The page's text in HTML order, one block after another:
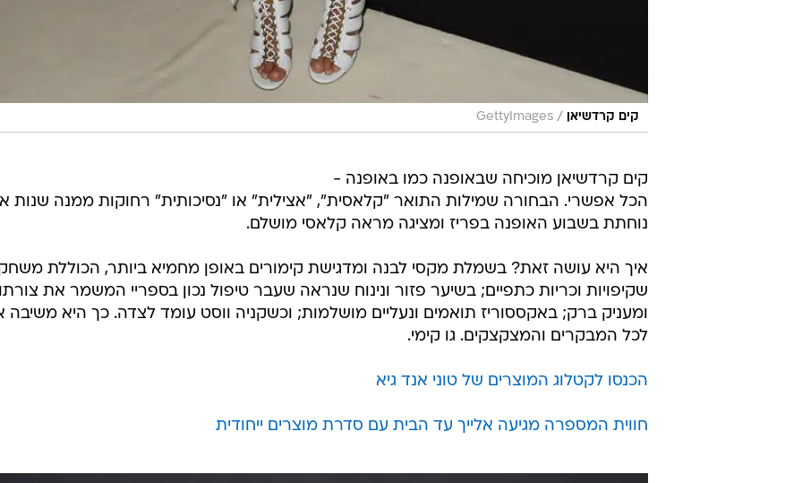
קים קרדשיאן /
GettyImages
קים קרדשיאן מוכיחה שבאופנה כמו באופנה -
הכל אפשרי. הבחורה שמילות התואר "קלאסית", "אצילית" או "נסיכותית" רחוקות ממנה שנות
נוחתת בשבוע האופנה בפריז ומציגה מראה קלאסי מושלם.
איך היא עושה זאת? בשמלת מקסי לבנה ומדגישת קימורים באופן מחמיא ביותר, הכוללת
שקיפויות וכריות כתפיים; בשיער פזור ונינוח שנראה שעבר טיפול נכון בספריי המשמר את
ומעניק ברק; באקססוריז תואמים ונעליים מושלמות; וכשקניה ווסט עומד לצדה. כך היא משיבה
לכל המבקרים והמצקצקים. גו קימי.
הכנסו לקטלוג המוצרים של טוני אנד גיא
חווית המספרה מגיעה אלייך עד הבית עם סדרת מוצרים ייחודית